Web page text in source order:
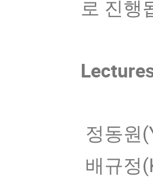
로 진행
정동원
배규정